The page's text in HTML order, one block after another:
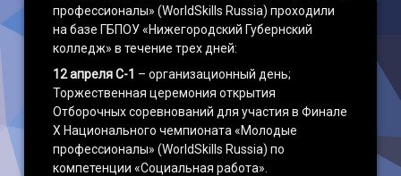
профессионалы» (WorldSkills Russia) проходили
на базе ГБПОУ «Нижегородский Губернский
колледж» в течение трех дней:
12 апреля С-1 – организационный день;
Торжественная церемония открытия
Отборочных соревнований для участия в Финале
X Национального чемпионата «Молодые
профессионалы» (WorldSkills Russia) по
компетенции «Социальная работа».